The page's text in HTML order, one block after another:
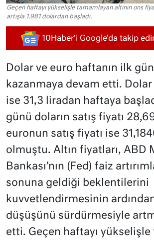
Geçen haftayı yükselişle tamamlayan altının ons
artışla 1.981 dolardan başladı.
10Haber'i Google'da takip
Dolar ve euro haftanın ilk
kazanmaya devam etti. Dolar
ise 31,3 liradan haftaya
günü doların satış fiyatı
euronun satış fiyatı ise
olmuştu. Altın fiyatları, ABD
Bankası’nın (Fed) faiz
sonuna geldiği beklentilerini
kuvvetlendirmesinin
düşüşünü sürdürmesiyle
etti. Geçen haftayı